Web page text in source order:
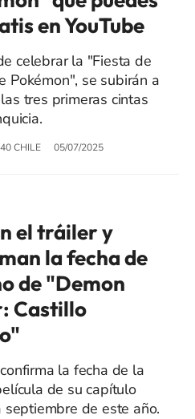
en YouTube
celebrar la "Fiesta de
Pokémon", se subirán a
tres primeras cintas
CHILE 05/07/2025
el tráiler y
la fecha de
de "Demon
Castillo
la fecha de la
de su capítulo
de este año.